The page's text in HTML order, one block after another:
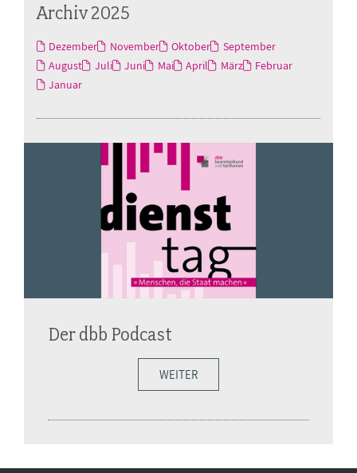
Archiv 2025
Dezember November Oktober
September
August
Juli Juni Mai April März
Februar
Januar
Der dbb Podcast
WEITER